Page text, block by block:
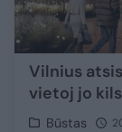
Vilnius
vietoj jo
Būstas